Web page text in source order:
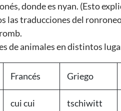
donde es nyan. (Esto
las traducciones del
de animales en distintos
Francés Griego
cui cui tschiwitt